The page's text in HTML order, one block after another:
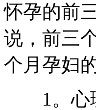
怀孕的前
说，前三
个月孕妇
1。心理